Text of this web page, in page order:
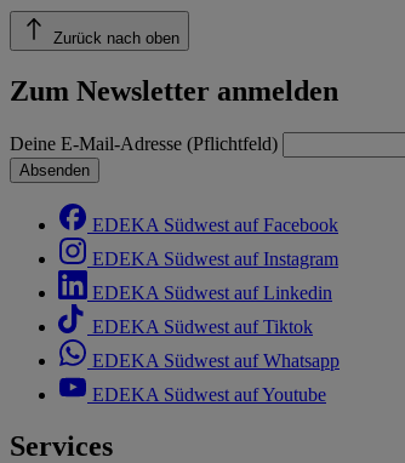
Zurück nach oben
Zum Newsletter anmelden
Deine E-Mail-Adresse (Pflichtfeld)
Absenden
EDEKA Südwest auf Facebook
EDEKA Südwest auf Instagram
EDEKA Südwest auf Linkedin
EDEKA Südwest auf Tiktok
EDEKA Südwest auf Whatsapp
EDEKA Südwest auf Youtube
Services